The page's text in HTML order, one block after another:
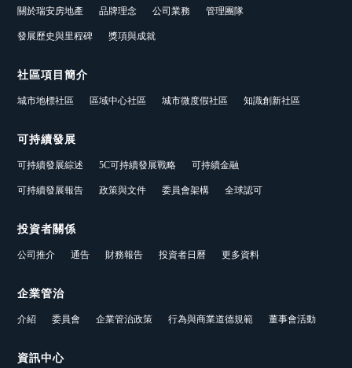
關於瑞安房地產 品牌理念 公司業務 管理團隊
發展歷史與里程碑 獎項與成就
社區項目簡介
城市地標社區 區域中心社區 城市微度假社區 知識創新社區
可持續發展
可持續發展綜述 5C可持續發展戰略 可持續金融
可持續發展報告 政策與文件 委員會架構 全球認可
投資者關係
公司推介 通告 財務報告 投資者日曆 更多資料
企業管治
介紹 委員會 企業管治政策 行為與商業道德規範 董事會活動
資訊中心